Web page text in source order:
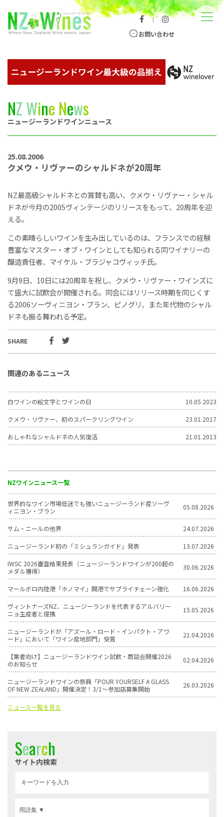
ニュージーランドワイン総合サイト
｜
お問い合わせ
メニュー
NZWine News
ニュージーランドワインニュース
25.08.2006
クメウ・リヴァーのシャルドネが20周年
NZワインニュース一覧
世界的なワイン市場低迷でも強いニュージーランド産ソーヴ
ィニヨン・ブラン
05.08.2026
サム・ニールの他界 24.07.2026
ニュージーランド初の「ミシュランガイド」発表 13.07.2026
IWSC 2026審査結果発表（ニュージーランドワインが200超の
メダル獲得）
30.06.2026
マールボロ内陸港「ホノマイ」開港でサプライチェーン強化 16.06.2026
ヴィントナーズNZ、ニュージーランドを代表するアルバリー
ニョ生産者と提携
15.05.2026
ニュージーランドが「アズール・ロード・インパクト・アワ
ード」において「ワイン産地部門」受賞
21.04.2026
【業者向け】ニュージーランドワイン試飲・商談会開催2026
のお知らせ
02.04.2026
ニュージーランドワインの祭典「POUR YOURSELF A GLASS
OF NEW ZEALAND」開催決定！3/1〜参加店募集開始
26.03.2026
ニュース一覧を見る
NZ最高級シャルドネとの賞賛も高い、クメウ・リヴァー・シャル
ドネが今月の2005ヴィンテージのリリースをもって、20周年を迎
える。
この素晴らしいワインを生み出しているのは、フランスでの経験
豊富なマスター・オブ・ワインとしても知られる同ワイナリーの
醸造責任者、マイケル・ブラジャコヴィッチ氏。
9月9日、10日には20周年を祝し、クメウ・リヴァー・ワインズに
て盛大に試飲会が開催される。同会にはリリース時期を同じくす
る2006ソーヴィニヨン・ブラン、ピノグリ、また年代物のシャル
ドネも振る舞われる予定。
SHARE
関連のあるニュース
白ワインの絵文字とワインの日 10.05.2023
クメウ・リヴァー、初のスパークリングワイン 23.01.2017
おしゃれなシャルドネの人気復活 21.01.2013
Search
サイト内検索